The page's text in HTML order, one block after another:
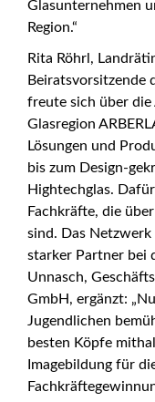
Glasunternehmen
Region.“
Rita Röhrl,
Beiratsvorsitzende
freute sich über die
Glasregion
Lösungen und
bis zum Design-
Hightechglas.
Fachkräfte, die
sind. Das
starker Partner bei
Unnasch,
GmbH, ergänzt:
Jugendlichen
besten Köpfe
Imagebildung für